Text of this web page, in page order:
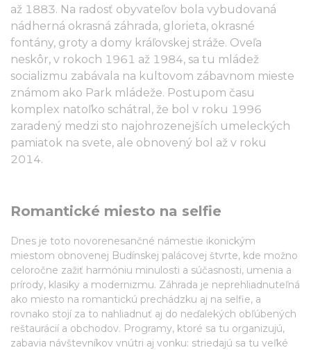
až 1883. Na radosť obyvateľov bola vybudovaná
nádherná okrasná záhrada, glorieta, okrasné
fontány, groty a domy kráľovskej stráže. Oveľa
neskôr, v rokoch 1961 až 1984, sa tu mládež
socializmu zabávala na kultovom zábavnom mieste
známom ako Park mládeže. Postupom času
komplex natoľko schátral, že bol v roku 1996
zaradený medzi sto najohrozenejších umeleckých
pamiatok na svete, ale obnovený bol až v roku
2014.
Romantické miesto na selfie
Dnes je toto novorenesančné námestie ikonickým
miestom obnovenej Budínskej palácovej štvrte, kde možno
celoročne zažiť harmóniu minulosti a súčasnosti, umenia a
prírody, klasiky a modernizmu. Záhrada je neprehliadnuteľná
ako miesto na romantickú prechádzku aj na selfie, a
rovnako stojí za to nahliadnuť aj do neďalekých obľúbených
reštaurácií a obchodov. Programy, ktoré sa tu organizujú,
zabavia návštevníkov vnútri aj vonku: striedajú sa tu veľké